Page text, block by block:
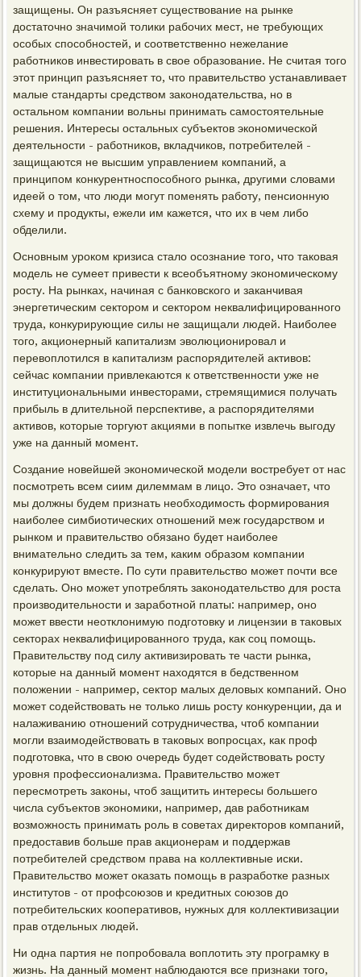
защищены. Он разъясняет существование на рынке
достаточно значимой толики рабочих мест, не требующих
особых способностей, и соответственно нежелание
работников инвестировать в свое образование. Не считая того
этот принцип разъясняет то, что правительство устанавливает
малые стандарты средством законодательства, но в
остальном компании вольны принимать самостоятельные
решения. Интересы остальных субъектов экономической
деятельности - работников, вкладчиков, потребителей -
защищаются не высшим управлением компаний, а
принципом конкурентноспособного рынка, другими словами
идеей о том, что люди могут поменять работу, пенсионную
схему и продукты, ежели им кажется, что их в чем либо
обделили.
Основным уроком кризиса стало осознание того, что таковая
модель не сумеет привести к всеобъятному экономическому
росту. На рынках, начиная с банковского и заканчивая
энергетическим сектором и сектором неквалифицированного
труда, конкурирующие силы не защищали людей. Наиболее
того, акционерный капитализм эволюционировал и
перевоплотился в капитализм распорядителей активов:
сейчас компании привлекаются к ответственности уже не
институциональными инвесторами, стремящимися получать
прибыль в длительной перспективе, а распорядителями
активов, которые торгуют акциями в попытке извлечь выгоду
уже на данный момент.
Создание новейшей экономической модели востребует от нас
посмотреть всем сиим дилеммам в лицо. Это означает, что
мы должны будем признать необходимость формирования
наиболее симбиотических отношений меж государством и
рынком и правительство обязано будет наиболее
внимательно следить за тем, каким образом компании
конкурируют вместе. По сути правительство может почти все
сделать. Оно может употреблять законодательство для роста
производительности и заработной платы: например, оно
может ввести неотклонимую подготовку и лицензии в таковых
секторах неквалифицированного труда, как соц помощь.
Правительству под силу активизировать те части рынка,
которые на данный момент находятся в бедственном
положении - например, сектор малых деловых компаний. Оно
может содействовать не только лишь росту конкуренции, да и
налаживанию отношений сотрудничества, чтоб компании
могли взаимодействовать в таковых вопросцах, как проф
подготовка, что в свою очередь будет содействовать росту
уровня профессионализма. Правительство может
пересмотреть законы, чтоб защитить интересы большего
числа субъектов экономики, например, дав работникам
возможность принимать роль в советах директоров компаний,
предоставив больше прав акционерам и поддержав
потребителей средством права на коллективные иски.
Правительство может оказать помощь в разработке разных
институтов - от профсоюзов и кредитных союзов до
потребительских кооперативов, нужных для коллективизации
прав отдельных людей.
Ни одна партия не попробовала воплотить эту програмку в
жизнь. На данный момент наблюдаются все признаки того,